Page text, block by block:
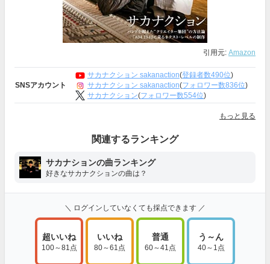
引用元: Amazon
SNSアカウント
サカナクション sakanaction(登録者数490位)
サカナクション sakanaction(フォロワー数836位)
サカナクション(フォロワー数554位)
もっと見る
関連するランキング
サカナションの曲ランキング
好きなサカナクションの曲は？
＼ ログインしていなくても採点できます ／
超いいね
100～81点
いいね
80～61点
普通
60～41点
う～ん
40～1点